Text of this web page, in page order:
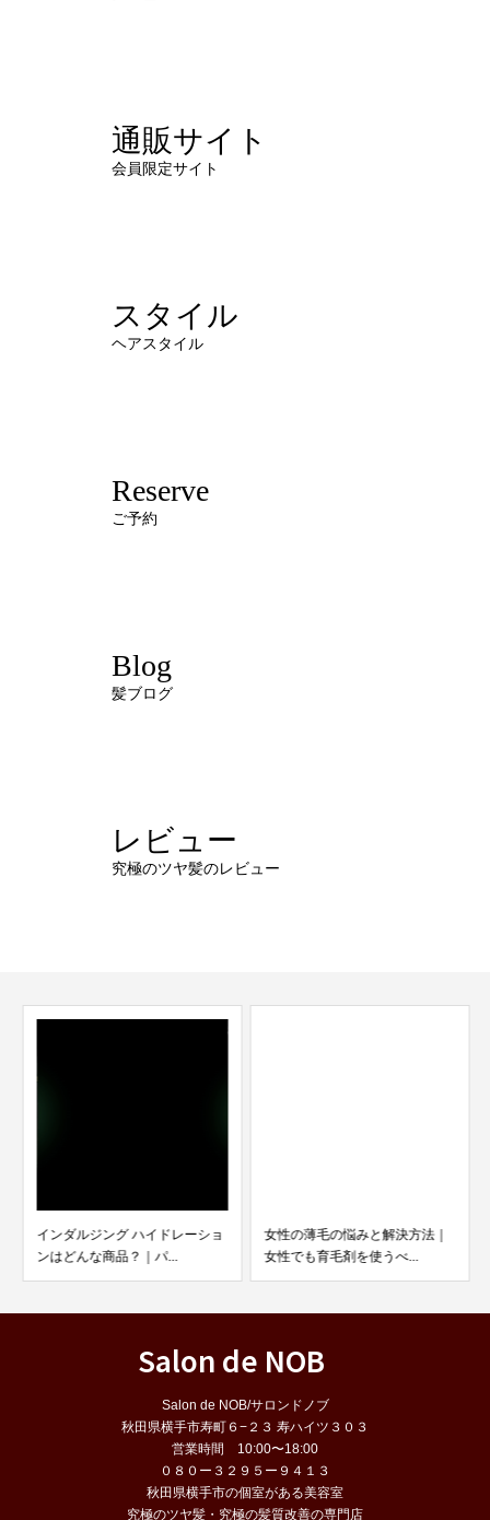
通販サイト
会員限定サイト
スタイル
ヘアスタイル
Reserve
ご予約
Blog
髪ブログ
レビュー
究極のツヤ髪のレビュー
インダルジング ハイドレーショ
ンはどんな商品？｜パ...
女性の薄毛の悩みと解決方法｜
女性でも育毛剤を使うべ...
Salon de NOB
Salon de NOB/サロンドノブ
秋田県横手市寿町６−２３ 寿ハイツ３０３
営業時間 10:00〜18:00
０８０ー３２９５ー９４１３
秋田県横手市の個室がある美容室
究極のツヤ髪・究極の髪質改善の専門店